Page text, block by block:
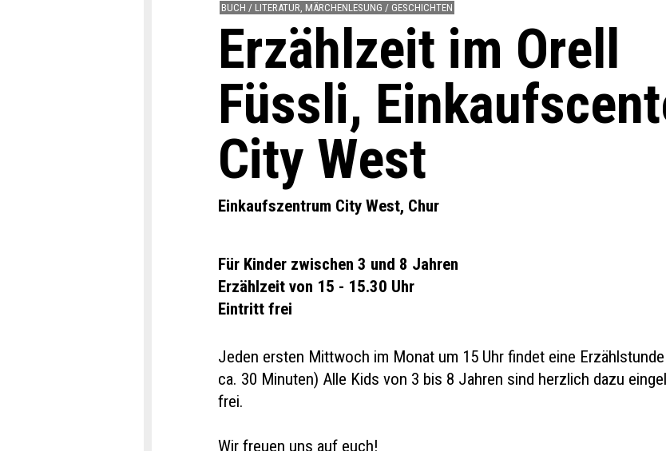
BUCH / LITERATUR, MÄRCHENLESUNG / GESCHICHTEN
Erzählzeit im Orell
Füssli,
City West
Einkaufszentrum City West, Chur
Für Kinder zwischen 3 und 8 Jahren
Erzählzeit von 15 - 15.30 Uhr
Eintritt frei
Jeden ersten Mittwoch im Monat um 15 Uhr findet eine
ca. 30 Minuten) Alle Kids von 3 bis 8 Jahren sind herzlich dazu
frei.
Wir freuen uns auf euch!